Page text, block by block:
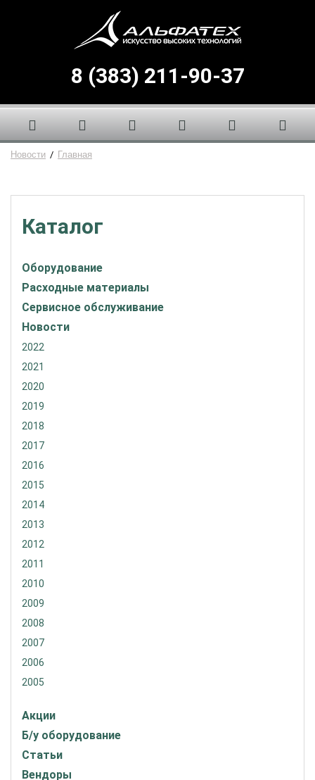
8 (383) 211-90-37
Новости / Главная
Каталог
Оборудование
Расходные материалы
Сервисное обслуживание
Новости
2022
2021
2020
2019
2018
2017
2016
2015
2014
2013
2012
2011
2010
2009
2008
2007
2006
2005
Акции
Б/у оборудование
Статьи
Вендоры